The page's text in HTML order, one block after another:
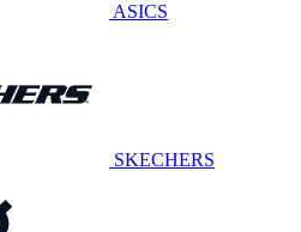
ASICS
SKECHERS